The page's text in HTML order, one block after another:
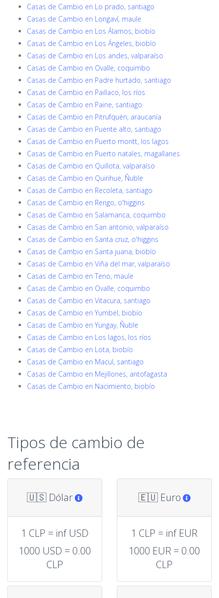
Casas de Cambio en Lo prado, santiago
Casas de Cambio en Longaví, maule
Casas de Cambio en Los Álamos, biobío
Casas de Cambio en Los Ángeles, biobío
Casas de Cambio en Los andes, valparaíso
Casas de Cambio en Ovalle, coquimbo
Casas de Cambio en Padre hurtado, santiago
Casas de Cambio en Paillaco, los ríos
Casas de Cambio en Paine, santiago
Casas de Cambio en Pitrufquén, araucanía
Casas de Cambio en Puente alto, santiago
Casas de Cambio en Puerto montt, los lagos
Casas de Cambio en Puerto natales, magallanes
Casas de Cambio en Quillota, valparaíso
Casas de Cambio en Quirihue, Ñuble
Casas de Cambio en Recoleta, santiago
Casas de Cambio en Rengo, o'higgins
Casas de Cambio en Salamanca, coquimbo
Casas de Cambio en San antonio, valparaíso
Casas de Cambio en Santa cruz, o'higgins
Casas de Cambio en Santa juana, biobío
Casas de Cambio en Viña del mar, valparaíso
Casas de Cambio en Teno, maule
Casas de Cambio en Ovalle, coquimbo
Casas de Cambio en Vitacura, santiago
Casas de Cambio en Yumbel, biobío
Casas de Cambio en Yungay, Ñuble
Casas de Cambio en Los lagos, los ríos
Casas de Cambio en Lota, biobío
Casas de Cambio en Macul, santiago
Casas de Cambio en Mejillones, antofagasta
Casas de Cambio en Nacimiento, biobío
Tipos de cambio de
referencia
🇺🇸 Dólar
1 CLP = inf USD
1000 USD = 0.00
CLP
🇪🇺 Euro
1 CLP = inf EUR
1000 EUR = 0.00
CLP